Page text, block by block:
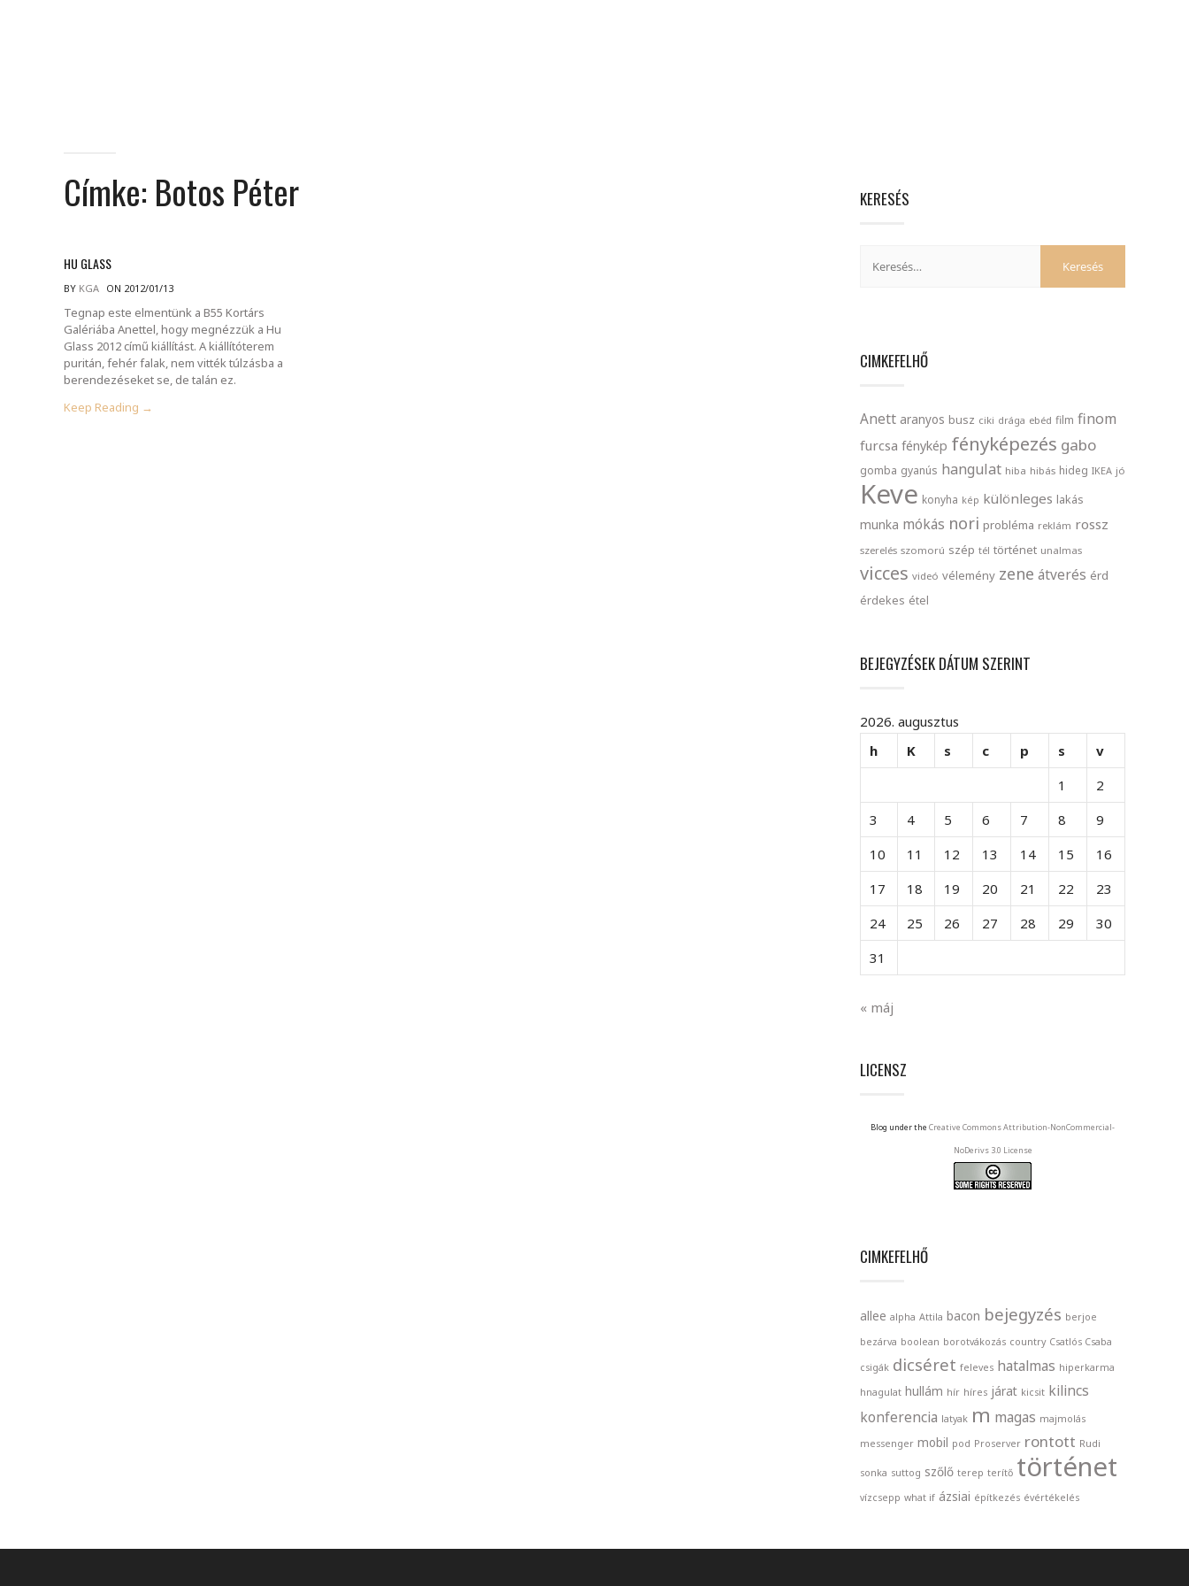
Címke: Botos Péter
HU GLASS
BY KGA ON 2012/01/13
Tegnap este elmentünk a B55 Kortárs
Galériába Anettel, hogy megnézzük a Hu
Glass 2012 című kiállítást. A kiállítóterem
puritán, fehér falak, nem vitték túlzásba a
berendezéseket se, de talán ez.
Keep Reading →
KERESÉS
CIMKEFELHŐ
Anett aranyos busz ciki drága ebéd film finom
furcsa fénykép fényképezés gabo
gomba gyanús hangulat hiba hibás hideg IKEA jó
Keve konyha kép különleges lakás
munka mókás nori probléma reklám rossz
szerelés szomorú szép tél történet unalmas
vicces videó vélemény zene átverés érd
érdekes étel
BEJEGYZÉSEK DÁTUM SZERINT
2026. augusztus
h
K s c p s
v
1
2
3
4 5 6 7 8
9
10
11 12 13 14 15
16
17
18 19 20 21 22
23
24
25 26 27 28 29
30
31
« máj
LICENSZ
Blog under the Creative Commons Attribution-NonCommercial-
NoDerivs 3.0 License
CIMKEFELHŐ
allee alpha Attila bacon bejegyzés berjoe
bezárva boolean borotvákozás country Csatlós Csaba
csigák dicséret feleves hatalmas hiperkarma
hnagulat hullám hír híres járat kicsit kilincs
konferencia latyak m magas majmolás
messenger mobil pod Proserver rontott Rudi
sonka suttog szőlő terep terítő történet
vízcsepp what if ázsiai építkezés évértékelés